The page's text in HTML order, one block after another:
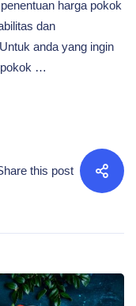
harga pokok
dan
anda yang ingin
pokok …
this post